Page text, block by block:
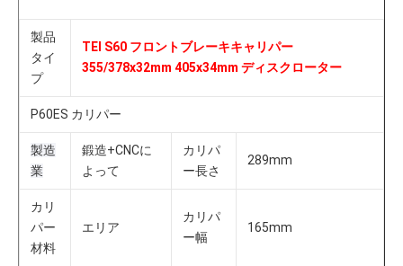
製品
タイ
プ
TEI S60 フロントブレーキキャリパー
355/378x32mm 405x34mm ディスクローター
P60ES カリパー
製造
業
鍛造+CNCに
よって
カリパ
ー長さ
289mm
カリ
パー
材料
エリア
カリパ
ー幅
165mm